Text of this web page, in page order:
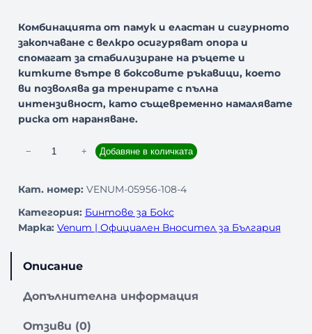
Комбинацията от памук и еластан и сигурното
закопчаване с велкро осигуряват опора и
спомагат за стабилизиране на ръцете и
китките вътре в боксовите ръкавици, което
ви позволява да тренирате с пълна
интензивност, като същевременно намалявате
риска от нараняване.
л
ч
е
т
− + Добавяне в количката
Кат. номер: VENUM-05956-108-4
Категория: Бинтове за Бокс
Марка: Venum | Официален Вносител за България
Описание
Допълнителна информация
Отзиви (0)